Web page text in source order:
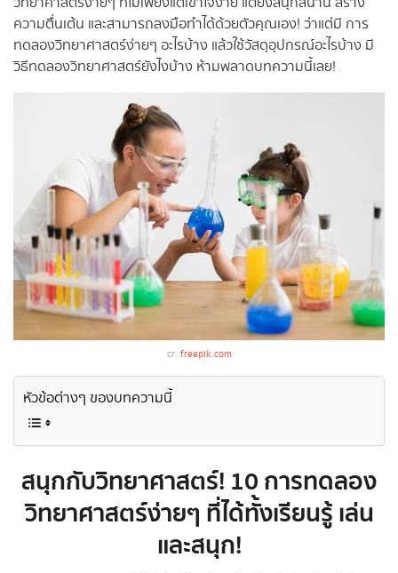
ความตื่นเต้น และสามารถลงมือทำได้ด้วยตัวคุณเอง! ว่าแต่มี การ
ทดลองวิทยาศาสตร์ง่ายๆ อะไรบ้าง แล้วใช้วัสดุอุปกรณ์อะไรบ้าง มี
วิธีทดลองวิทยาศาสตร์ยังไงบ้าง ห้ามพลาดบทความนี้เลย!
cr. freepik.com
หัวข้อต่างๆ ของบทความนี้
สนุกกับวิทยาศาสตร์! 10 การทดลอง
วิทยาศาสตร์ง่ายๆ ที่ได้ทั้งเรียนรู้ เล่น
และสนุก!